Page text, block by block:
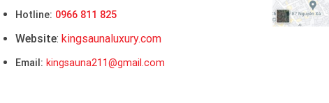
Hotline: 0966 811 825
Website: kingsaunaluxury.com
Email: kingsauna211@gmail.com